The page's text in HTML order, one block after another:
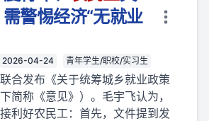
警惕经济“无就业
2026-04-24 青年学生/职校/实习生
合发布《关于统筹城乡就业政策
简称《意见》）。毛宇飞认为，
利好农民工：首先，文件提到发